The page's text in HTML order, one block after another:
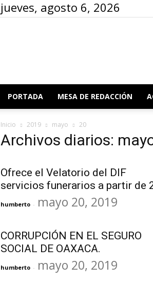
jueves, agosto 6, 2026
PORTADA MESA DE REDACCIÓN
Inicio 2019 mayo 20
Archivos diarios:
Ofrece el Velatorio del DIF
servicios funerarios a partir de
humberto - mayo 20, 2019
CORRUPCIÓN EN EL SEGURO
SOCIAL DE OAXACA.
humberto - mayo 20, 2019